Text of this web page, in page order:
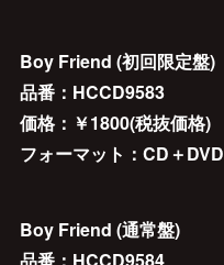
Boy Friend (初回限定盤)
品番：HCCD9583
価格：￥1800(税抜価格)
フォーマット：CD＋DVD
Boy Friend (通常盤)
品番：HCCD9584